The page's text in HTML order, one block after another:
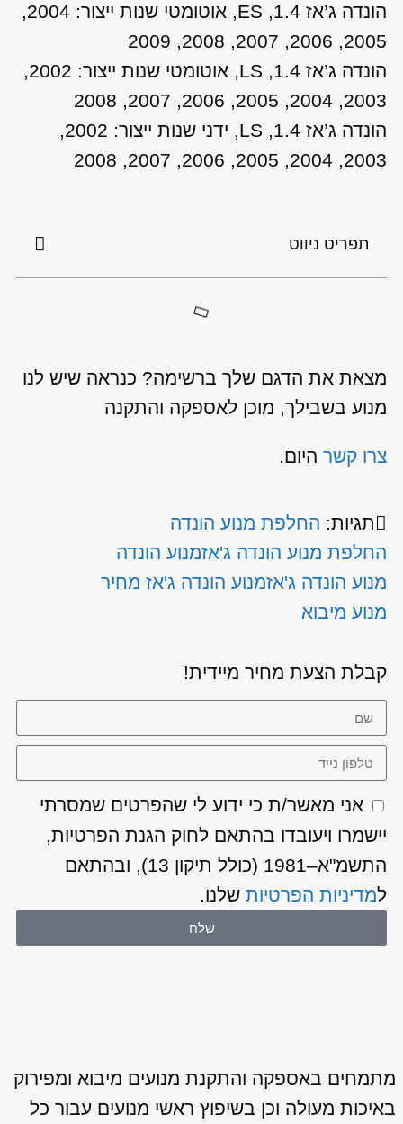
הונדה ג’אז 1.4, ES, אוטומטי שנות ייצור: 2004,
2005, 2006, 2007, 2008, 2009
הונדה ג’אז 1.4, LS, אוטומטי שנות ייצור: 2002,
2003, 2004, 2005, 2006, 2007, 2008
הונדה ג’אז 1.4, LS, ידני שנות ייצור: 2002,
2003, 2004, 2005, 2006, 2007, 2008
תפריט ניווט
מצאת את הדגם שלך ברשימה? כנראה שיש לנו
מנוע בשבילך, מוכן לאספקה והתקנה
צרו קשרהיום.
תגיות: החלפת מנוע הונדה
החלפת מנוע הונדה ג'אזמנוע הונדה
מנוע הונדה ג'אזמנוע הונדה ג'אז מחיר
מנוע מיבוא
קבלת הצעת מחיר מיידית!
אני מאשר/ת כי ידוע לי שהפרטים שמסרתי
יישמרו ויעובדו בהתאם לחוק הגנת הפרטיות,
התשמ"א–1981 (כולל תיקון 13), ובהתאם
למדיניות הפרטיותשלנו.
שלח
מתמחים באספקה והתקנת מנועים מיבוא ומפירוק
באיכות מעולה וכן בשיפוץ ראשי מנועים עבור כל